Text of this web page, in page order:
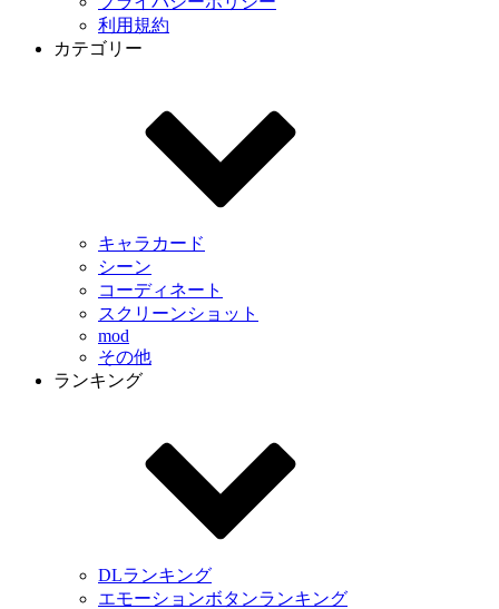
利用規約
カテゴリー
キャラカード
シーン
コーディネート
スクリーンショット
mod
その他
ランキング
DLランキング
エモーションボタンランキング